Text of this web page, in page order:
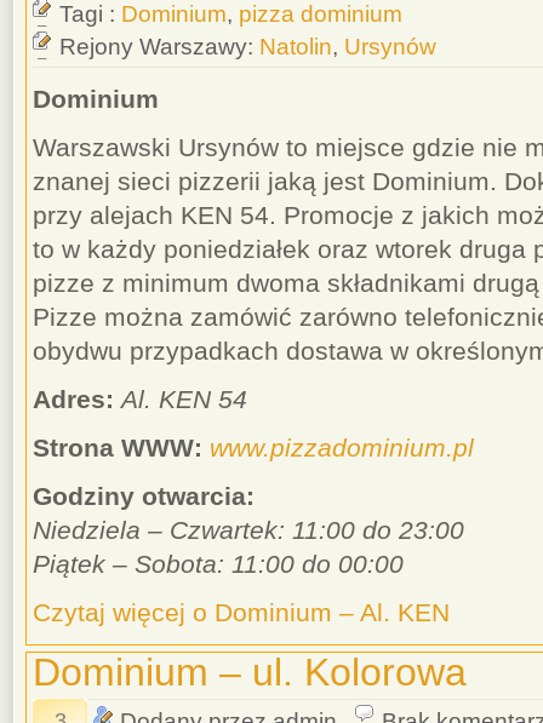
Tagi : Dominium, pizza dominium
Rejony Warszawy: Natolin, Ursynów
Dominium
Warszawski Ursynów to miejsce gdzie nie
znanej sieci pizzerii jaką jest Dominium.
przy alejach KEN 54. Promocje z jakich
to w każdy poniedziałek oraz wtorek druga
pizze z minimum dwoma składnikami
Pizze można zamówić zarówno
obydwu przypadkach dostawa w
Adres: Al. KEN 54
Strona WWW: www.pizzadominium.pl
Godziny otwarcia:
Niedziela – Czwartek: 11:00 do 23:00
Piątek – Sobota: 11:00 do 00:00
Czytaj więcej o Dominium – Al. KEN
Dominium – ul. Kolorowa